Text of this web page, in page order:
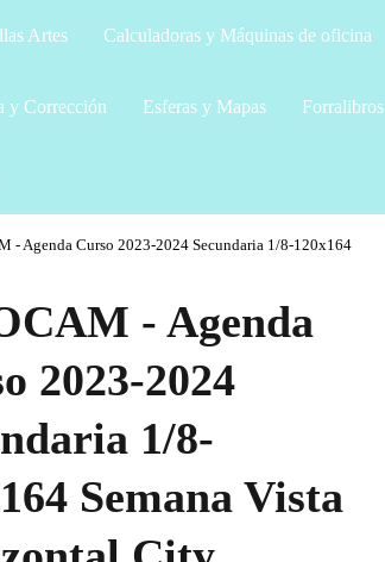
Artes Calculadoras y Máquinas de oficina
y Corrección Esferas y Mapas Forralibros
- Agenda Curso 2023-2024 Secundaria 1/8-120x164
- Agenda
2023-2024
1/8-
Semana Vista